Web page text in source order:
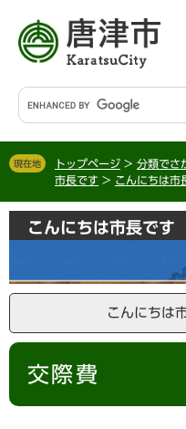
す
。
し
て
文
G
o
g
l
カ
ス
検
現在地 トップページ > 分類でさ
市長です > こんにちは市
こんにちは市長です
こんにちは
本
交際費